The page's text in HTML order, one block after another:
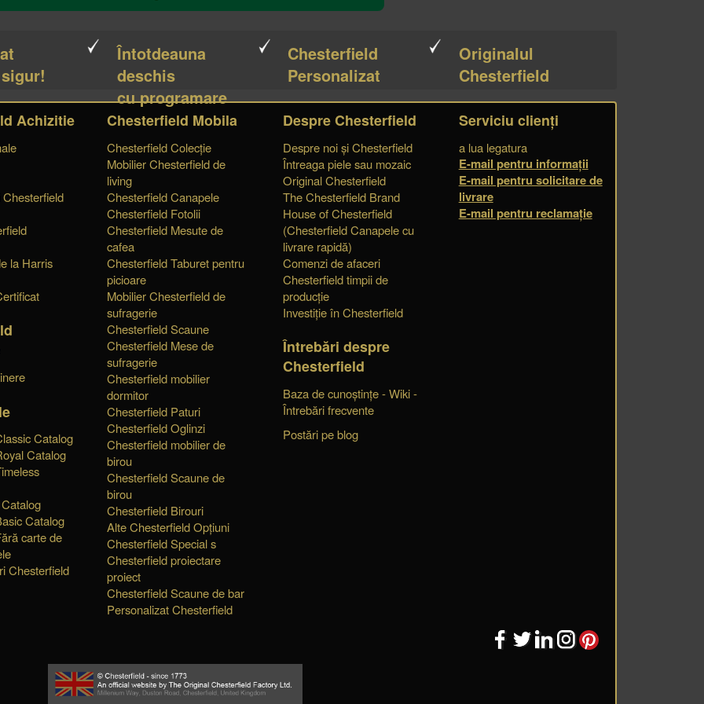
Întotdeauna
deschis
cu programare
Chesterfield
Personalizat
Originalul
Chesterfield
Achizitie
la Harris
Catalog
Catalog
Catalog
carte de
Chesterfield
Chesterfield Mobila
Chesterfield Colecție
Mobilier Chesterfield de
living
Chesterfield Canapele
Chesterfield Fotolii
Chesterfield Mesute de
cafea
Chesterfield Taburet pentru
picioare
Mobilier Chesterfield de
sufragerie
Chesterfield Scaune
Chesterfield Mese de
sufragerie
Chesterfield mobilier
dormitor
Chesterfield Paturi
Chesterfield Oglinzi
Chesterfield mobilier de
birou
Chesterfield Scaune de
birou
Chesterfield Birouri
Alte Chesterfield Opțiuni
Chesterfield Special s
Chesterfield proiectare
proiect
Chesterfield Scaune de bar
Personalizat Chesterfield
Despre Chesterfield
Despre noi și Chesterfield
Întreaga piele sau mozaic
Original Chesterfield
The Chesterfield Brand
House of Chesterfield
(Chesterfield Canapele cu
livrare rapidă)
Comenzi de afaceri
Chesterfield timpii de
producție
Investiție în Chesterfield
Întrebări despre
Chesterfield
Baza de cunoștințe - Wiki -
Întrebări frecvente
Postări pe blog
Serviciu clienți
a lua legatura
E-mail pentru informații
E-mail pentru solicitare de
livrare
E-mail pentru reclamație